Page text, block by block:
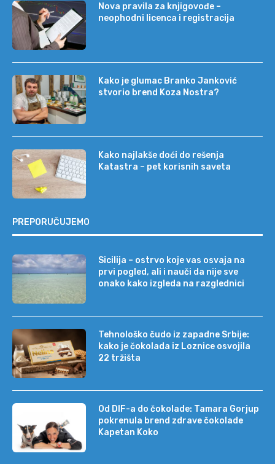
Nova pravila za knjigovođe –
neophodni licenca i registracija
Kako je glumac Branko Janković
stvorio brend Koza Nostra?
Kako najlakše doći do rešenja
Katastra – pet korisnih saveta
PREPORUČUJEMO
Sicilija – ostrvo koje vas osvaja na
prvi pogled, ali i nauči da nije sve
onako kako izgleda na razglednici
Tehnološko čudo iz zapadne Srbije:
kako je čokolada iz Loznice osvojila
22 tržišta
Od DIF-a do čokolade: Tamara Gorjup
pokrenula brend zdrave čokolade
Kapetan Koko